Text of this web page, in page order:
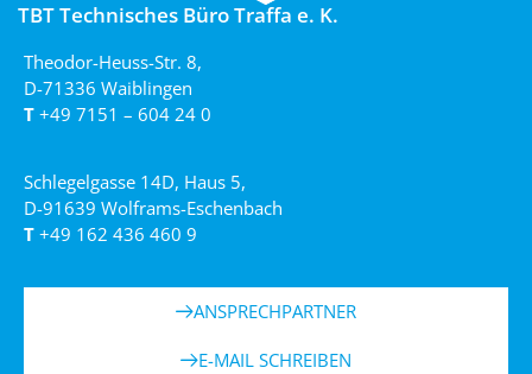
TBT Technisches Büro Traffa e. K.
Theodor-Heuss-Str. 8,
D-71336 Waiblingen
T +49 7151 – 604 24 0
Schlegelgasse 14D, Haus 5,
D-91639 Wolframs-Eschenbach
T +49 162 436 460 9
ANSPRECHPARTNER
E-MAIL SCHREIBEN